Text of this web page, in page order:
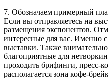
7. Обозначаем примерный
Если вы отправляетесь на
размещения экспонентов.
интересные для вас. Именно
выставки. Также
благоприятные для
проходить брифинги, пресс-
располагается зона кофе-